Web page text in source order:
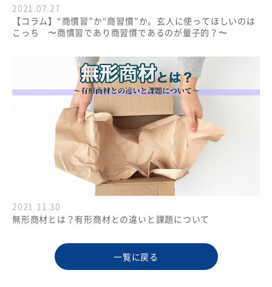
2021.07.27
【コラム】“商慣習”か“商習慣”か。玄人に使ってほしいのは
こっち 〜商慣習であり商習慣であるのが量子的？〜
2021.11.30
無形商材とは？有形商材との違いと課題について
一覧に戻る